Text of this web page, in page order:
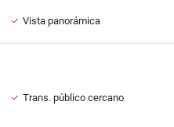
Vista panorámica
Trans. público cercano